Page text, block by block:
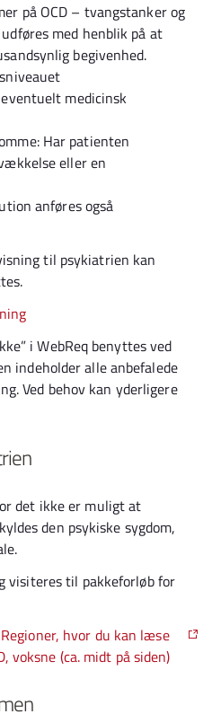
på OCD – tvangstanker og
med henblik på at
begivenhed.
medicinsk
Har patienten
eller en
anføres også
til psykiatrien kan
i WebReq benyttes ved
indeholder alle anbefalede
Ved behov kan yderligere
det ikke er muligt at
den psykiske sygdom,
visiteres til pakkeforløb for
hvor du kan læse
voksne (ca. midt på siden)